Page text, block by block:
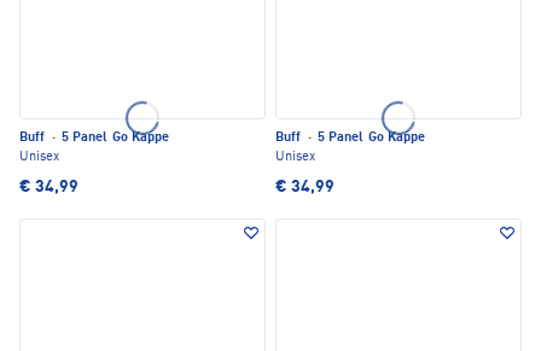
Buff · 5 Panel Go Kappe
Unisex
€ 34,99
Buff · 5 Panel Go Kappe
Unisex
€ 34,99